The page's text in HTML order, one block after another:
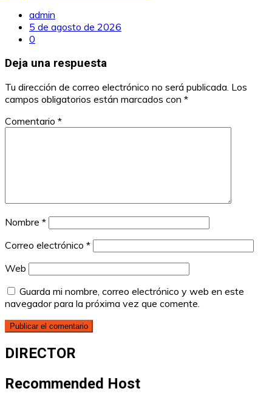
admin
5 de agosto de 2026
0
Deja una respuesta
Tu dirección de correo electrónico no será publicada. Los
campos obligatorios están marcados con *
Comentario *
Nombre *
Correo electrónico *
Web
Guarda mi nombre, correo electrónico y web en este
navegador para la próxima vez que comente.
DIRECTOR
Recommended Host